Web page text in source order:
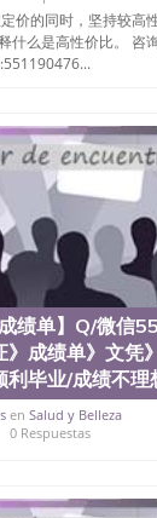
价的同时，坚持较高
什么是高性价比。 咨
绩单】Q/微信
》成绩单》文凭
利毕业/成绩不理
en Salud y Belleza
0 Respuestas